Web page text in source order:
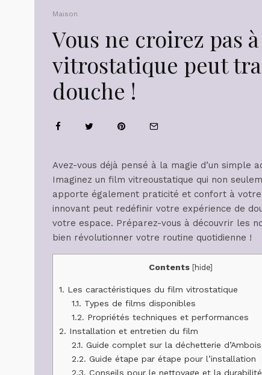
Maison
Vous ne croirez pas
vitrostatique peut
douche !
Avez-vous déjà pensé à la magie d’un
Imaginez un film vitreoustatique qui non
apporte également praticité et confort à
innovant peut redéfinir votre expérience de
votre espace. Préparez-vous à découvrir les
bien révolutionner votre routine quotidienne !
Contents [hide]
1. Les caractéristiques du film vitrostatique
1.1. Types de films disponibles
1.2. Propriétés techniques et performances
2. Installation et entretien du film
2.1. Guide complet sur la déchetterie
2.2. Guide étape par étape pour l’installation
2.3. Conseils pour le nettoyage et la durabilité